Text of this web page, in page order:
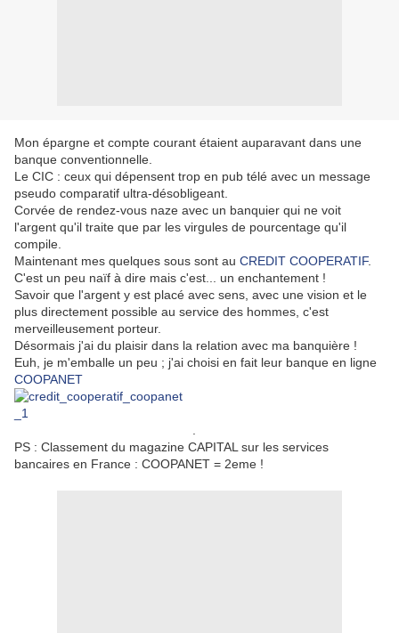
Mon épargne et compte courant étaient auparavant dans une
banque conventionnelle.
Le CIC : ceux qui dépensent trop en pub télé avec un message
pseudo comparatif ultra-désobligeant.
Corvée de rendez-vous naze avec un banquier qui ne voit
l'argent qu'il traite que par les virgules de pourcentage qu'il
compile.
Maintenant mes quelques sous sont au CREDIT COOPERATIF.
C'est un peu naïf à dire mais c'est... un enchantement !
Savoir que l'argent y est placé avec sens, avec une vision et le
plus directement possible au service des hommes, c'est
merveilleusement porteur.
Désormais j'ai du plaisir dans la relation avec ma banquière !
Euh, je m'emballe un peu ; j'ai choisi en fait leur banque en ligne
COOPANET
PS : Classement du magazine CAPITAL sur les services
bancaires en France : COOPANET = 2eme !